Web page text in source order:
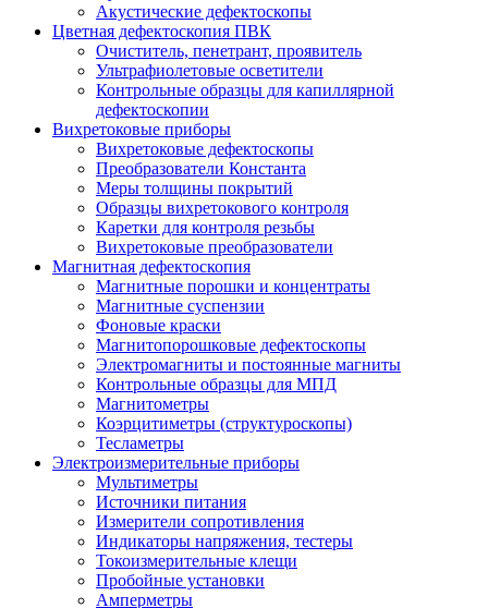
Акустические дефектоскопы
Цветная дефектоскопия ПВК
Очиститель, пенетрант, проявитель
Ультрафиолетовые осветители
Контрольные образцы для капиллярной
дефектоскопии
Вихретоковые приборы
Вихретоковые дефектоскопы
Преобразователи Константа
Меры толщины покрытий
Образцы вихретокового контроля
Каретки для контроля резьбы
Вихретоковые преобразователи
Магнитная дефектоскопия
Магнитные порошки и концентраты
Магнитные суспензии
Фоновые краски
Магнитопорошковые дефектоскопы
Электромагниты и постоянные магниты
Контрольные образцы для МПД
Магнитометры
Коэрцитиметры (структуроскопы)
Тесламетры
Электроизмерительные приборы
Мультиметры
Источники питания
Измерители сопротивления
Индикаторы напряжения, тестеры
Токоизмерительные клещи
Пробойные установки
Амперметры